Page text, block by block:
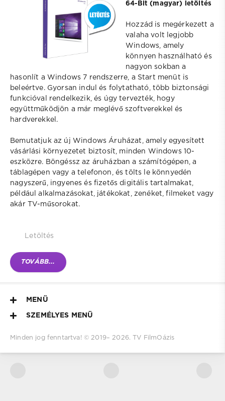
64-Bit (magyar) letöltés
Hozzád is megérkezett a
valaha volt legjobb
Windows, amely
könnyen használható és
nagyon sokban a
hasonlít a Windows 7 rendszerre, a Start menüt is
beleértve. Gyorsan indul és folytatható, több biztonsági
funkcióval rendelkezik, és úgy tervezték, hogy
együttműködjön a már meglévő szoftverekkel és
hardverekkel.
Bemutatjuk az új Windows Áruházat, amely egyesített
vásárlási környezetet biztosít, minden Windows 10-
eszközre. Böngéssz az áruházban a számítógépen, a
táblagépen vagy a telefonon, és tölts le könnyedén
nagyszerű, ingyenes és fizetős digitális tartalmakat,
például alkalmazásokat, játékokat, zenéket, filmeket vagy
akár TV-műsorokat.
Letöltés
TOVÁBB...
MENÜ
SZEMÉLYES MENÜ
Minden jog fenntartva! © 2019– 2026. TV FilmOázis